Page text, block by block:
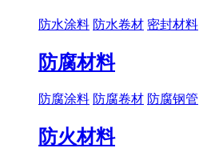
防水涂料 防水卷材 密封材料
防腐材料
防腐涂料 防腐卷材 防腐钢管
防火材料